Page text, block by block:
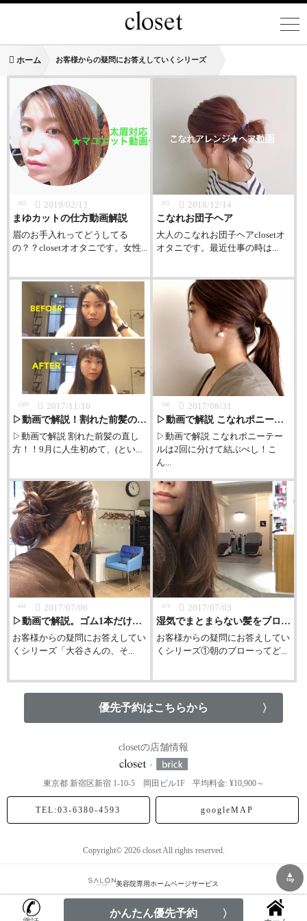
ホーム お客様からの疑問にお答えしていくシリーズ
402 2019/02/13
まゆカットの仕方動画解説
眉のお手入れってどうしてる
の？？closetオオタニです。女性...
431 2018/12/14
こなれお団子ヘア
大人のこなれお団子ヘアclosetオ
オタニです。最近仕事の時は...
1569 2017/11/16
▷動画で解説！割れた前髪の直し方
▷動画で解説 割れた前髪の直し
方！！9月に人生初めて、(とい...
346 2017/08/31
▷動画で解説 こなれポニーテールは2回に分けて結ぶべし！
▷動画で解説 こなれポニーテー
ルは2回に分けて結ぶべし！こ
ん...
444 2017/07/06
▷動画で解説。ゴム1本だけでできる簡単お団子ヘア
お客様からの疑問にお答えしてい
くシリーズ「大谷さんの、そ...
473 2017/07/03
湿気でまとまらない髪をブローで整えるやり方公開！
お客様からの疑問にお答えしてい
くシリーズ①朝のブローってど...
優先予約はこちらから
closetの店舗情報
東京都 新宿区新宿 1-10-5 岡田ビル1F 平均料金: ¥10,900～
TEL:03-6380-4593 googleMAP
Copyright© 2026 closet All rights reserved.
美容院専用ホームページサービス
▲
top
かんたん優先予約